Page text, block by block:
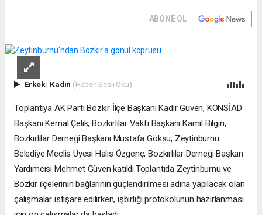
ABONE OL
Erkek| Kadın (Haberi Sesli Oku)
Toplantıya AK Parti Bozkır İlçe Başkanı Kadir Güven, KONSİAD
Başkanı Kemal Çelik, Bozkırlılar Vakfı Başkanı Kamil Bilgin,
Bozkırlılar Derneği Başkanı Mustafa Göksu, Zeytinburnu
Belediye Meclis Üyesi Halis Özgenç, Bozkırlılar Derneği Başkan
Yardımcısı Mehmet Güven katıldı.Toplantıda Zeytinburnu ve
Bozkır ilçelerinin bağlarının güçlendirilmesi adına yapılacak olan
çalışmalar istişare edilirken, işbirliği protokolünün hazırlanması